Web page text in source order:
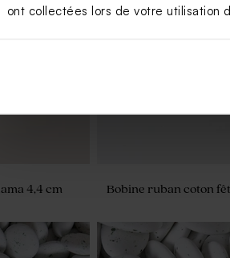
ont collectées lors de votre utilisation
et
Sticker autocollant
4,4 cm Bobine ruban coton